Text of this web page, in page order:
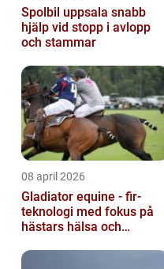
Spolbil uppsala snabb
hjälp vid stopp i avlopp
och stammar
08 april 2026
Gladiator equine - fir-
teknologi med fokus på
hästars hälsa och